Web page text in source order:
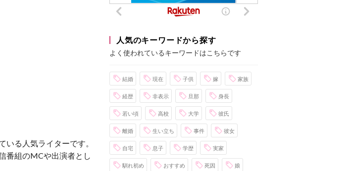
る人気ライターです。
番組のMCや出演者とし
人気のキーワードから探す
よく使われているキーワードはこちらです
結婚 現在 子供 嫁 家族
経歴 非表示 旦那 身長
若い頃 高校 大学 彼氏
離婚 生い立ち 事件 彼女
自宅 息子 学歴 実家
馴れ初め おすすめ 死因 娘